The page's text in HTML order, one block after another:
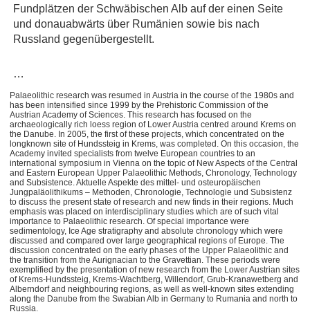
Fundplätzen der Schwäbischen Alb auf der einen Seite
und donauabwärts über Rumänien sowie bis nach
Russland gegenübergestellt.
Palaeolithic research was resumed in Austria in the course of the 1980s and
has been intensified since 1999 by the Prehistoric Commission of the
Austrian Academy of Sciences. This research has focused on the
archaeologically rich loess region of Lower Austria centred around Krems on
the Danube. In 2005, the first of these projects, which concentrated on the
longknown site of Hundssteig in Krems, was completed. On this occasion, the
Academy invited specialists from twelve European countries to an
international symposium in Vienna on the topic of New Aspects of the Central
and Eastern European Upper Palaeolithic Methods, Chronology, Technology
and Subsistence. Aktuelle Aspekte des mittel- und osteuropäischen
Jungpaläolithikums – Methoden, Chronologie, Technologie und Subsistenz
to discuss the present state of research and new finds in their regions. Much
emphasis was placed on interdisciplinary studies which are of such vital
importance to Palaeolithic research. Of special importance were
sedimentology, Ice Age stratigraphy and absolute chronology which were
discussed and compared over large geographical regions of Europe. The
discussion concentrated on the early phases of the Upper Palaeolithic and
the transition from the Aurignacian to the Gravettian. These periods were
exemplified by the presentation of new research from the Lower Austrian sites
of Krems-Hundssteig, Krems-Wachtberg, Willendorf, Grub-Kranawetberg and
Alberndorf and neighbouring regions, as well as well-known sites extending
along the Danube from the Swabian Alb in Germany to Rumania and north to
Russia.